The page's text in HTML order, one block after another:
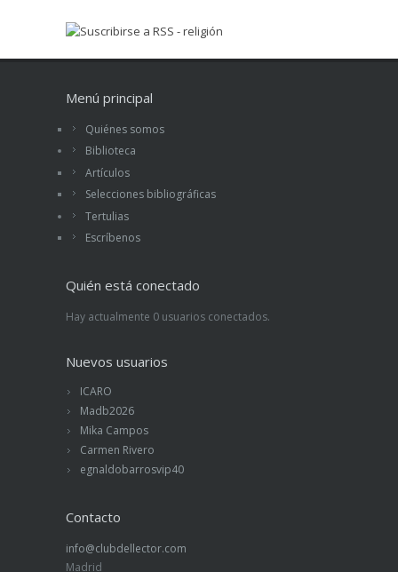
Menú principal
Quiénes somos
Biblioteca
Artículos
Selecciones bibliográficas
Tertulias
Escríbenos
Quién está conectado
Hay actualmente 0 usuarios conectados.
Nuevos usuarios
ICARO
Madb2026
Mika Campos
Carmen Rivero
egnaldobarrosvip40
Contacto
info@clubdellector.com
Madrid